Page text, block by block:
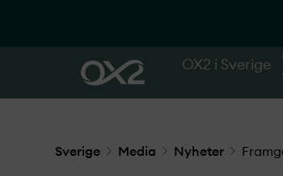
OX2 i Sverige
Sverige Media Nyheter